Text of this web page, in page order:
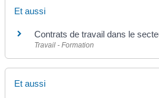
Et aussi
Contrats de travail dans le
Travail - Formation
Et aussi